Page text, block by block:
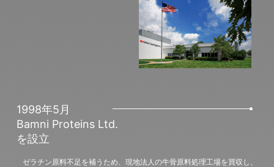
1998年5月
Bamni Proteins Ltd.
を設立
ゼラチン原料不足を補うため、現地法人の牛骨原料処理工場を買収し、